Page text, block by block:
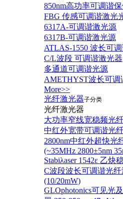
850nm高功率可调谐
FBG 传感可调谐激光
6317A-可调谐激光源
6317B-可调谐激光源
ATLAS-1550 波长可
C/L波段 可调谐激光器
多通道可调谐光源
AMETHYST波长可调
More>>
光纤激光器子分类
光纤激光器
大功率窄线宽稳频光
中红外宽带可调谐光
2800nm中红外超快光
(~35MHz 2800±5nm
Stabiλaser 1542ε 乙炔
C波段波长可调谐光纤
(10/20mW)
GLOphotonics可见光